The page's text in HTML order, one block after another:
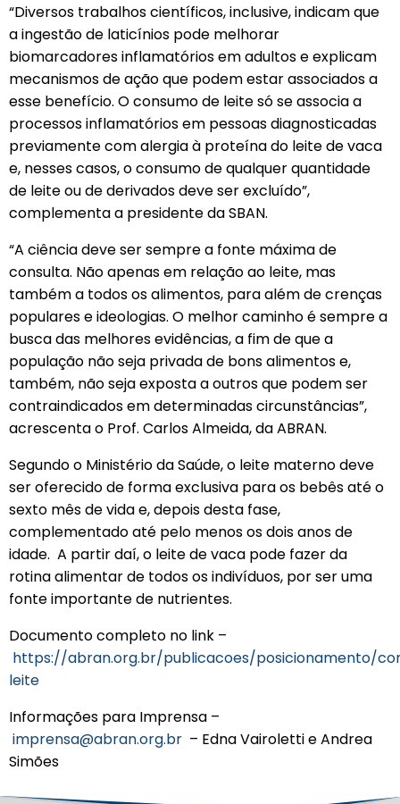
“Diversos trabalhos científicos, inclusive, indicam que
a ingestão de laticínios pode melhorar
biomarcadores inflamatórios em adultos e explicam
mecanismos de ação que podem estar associados a
esse benefício. O consumo de leite só se associa a
processos inflamatórios em pessoas diagnosticadas
previamente com alergia à proteína do leite de vaca
e, nesses casos, o consumo de qualquer quantidade
de leite ou de derivados deve ser excluído”,
complementa a presidente da SBAN.
“A ciência deve ser sempre a fonte máxima de
consulta. Não apenas em relação ao leite, mas
também a todos os alimentos, para além de crenças
populares e ideologias. O melhor caminho é sempre a
busca das melhores evidências, a fim de que a
população não seja privada de bons alimentos e,
também, não seja exposta a outros que podem ser
contraindicados em determinadas circunstâncias”,
acrescenta o Prof. Carlos Almeida, da ABRAN.
Segundo o Ministério da Saúde, o leite materno deve
ser oferecido de forma exclusiva para os bebês até o
sexto mês de vida e, depois desta fase,
complementado até pelo menos os dois anos de
idade. A partir daí, o leite de vaca pode fazer da
rotina alimentar de todos os indivíduos, por ser uma
fonte importante de nutrientes.
Documento completo no link –
https://abran.org.br/publicacoes/posicionamento/
leite
Informações para Imprensa –
imprensa@abran.org.br – Edna Vairoletti e Andrea
Simões